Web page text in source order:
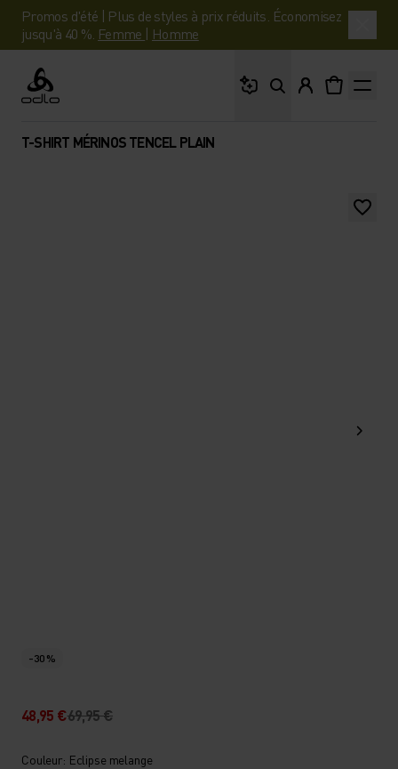
Promos d'été | Plus de styles à prix réduits. Économisez
jusqu'à 40 %. Femme | Homme
Odlo
T-SHIRT MÉRINOS TENCEL PLAIN
-30 %
48,95 €69,95 €
Couleur: Eclipse melange